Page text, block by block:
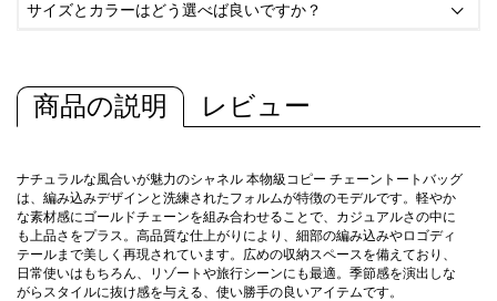
サイズとカラーはどう選べば良いですか？ 
商品の説明 レビュー
ナチュラルな風合いが魅力のシャネル 本物級コピー チェーントートバッグ
は、編み込みデザインと洗練されたフォルムが特徴のモデルです。軽やか
な素材感にゴールドチェーンを組み合わせることで、カジュアルさの中に
も上品さをプラス。高品質な仕上がりにより、細部の編み込みやロゴディ
テールまで美しく再現されています。広めの収納スペースを備えており、
日常使いはもちろん、リゾートや旅行シーンにも最適。季節感を演出しな
がらスタイルに抜け感を与える、使い勝手の良いアイテムです。